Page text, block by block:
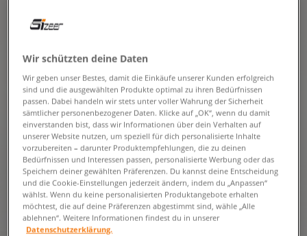
Wir schützten deine Daten
Wir geben unser Bestes, damit die Einkäufe unserer Kunden erfolgreich
sind und die ausgewählten Produkte optimal zu ihren Bedürfnissen
passen. Dabei handeln wir stets unter voller Wahrung der Sicherheit
sämtlicher personenbezogener Daten. Klicke auf „OK“, wenn du damit
einverstanden bist, dass wir Informationen über dein Verhalten auf
unserer Website nutzen, um speziell für dich personalisierte Inhalte
vorzubereiten – darunter Produktempfehlungen, die zu deinen
Bedürfnissen und Interessen passen, personalisierte Werbung oder das
Speichern deiner gewählten Präferenzen. Du kannst deine Entscheidung
und die Cookie-Einstellungen jederzeit ändern, indem du „Anpassen“
wählst. Wenn du keine personalisierten Produktangebote erhalten
möchtest, die auf deine Präferenzen abgestimmt sind, wähle „Alle
ablehnen“. Weitere Informationen findest du in unserer
Datenschutzerklärung.